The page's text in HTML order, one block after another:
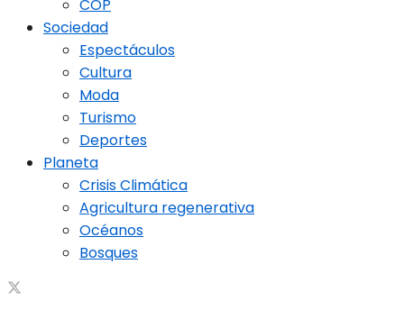
COP
Sociedad
Espectáculos
Cultura
Moda
Turismo
Deportes
Planeta
Crisis Climática
Agricultura regenerativa
Océanos
Bosques